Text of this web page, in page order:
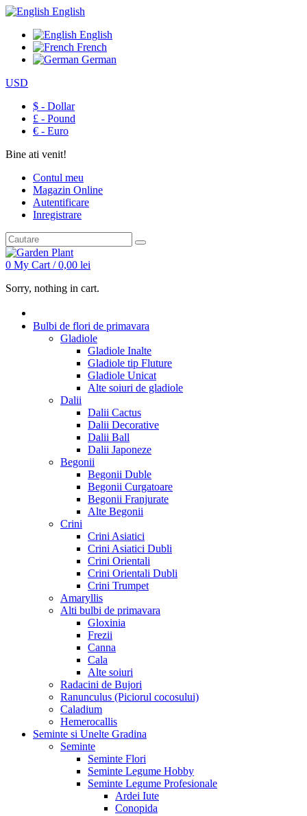
English
English
French
German
USD
$ - Dollar
£ - Pound
€ - Euro
Bine ati venit!
Contul meu
Magazin Online
Autentificare
Inregistrare
0 My Cart /0,00 lei
Sorry, nothing in cart.
Bulbi de flori de primavara
Gladiole
Gladiole Inalte
Gladiole tip Fluture
Gladiole Unicat
Alte soiuri de gladiole
Dalii
Dalii Cactus
Dalii Decorative
Dalii Ball
Dalii Japoneze
Begonii
Begonii Duble
Begonii Curgatoare
Begonii Franjurate
Alte Begonii
Crini
Crini Asiatici
Crini Asiatici Dubli
Crini Orientali
Crini Orientali Dubli
Crini Trumpet
Amaryllis
Alti bulbi de primavara
Gloxinia
Frezii
Canna
Cala
Alte soiuri
Radacini de Bujori
Ranunculus (Piciorul cocosului)
Caladium
Hemerocallis
Seminte si Unelte Gradina
Seminte
Seminte Flori
Seminte Legume Hobby
Seminte Legume Profesionale
Ardei Iute
Conopida